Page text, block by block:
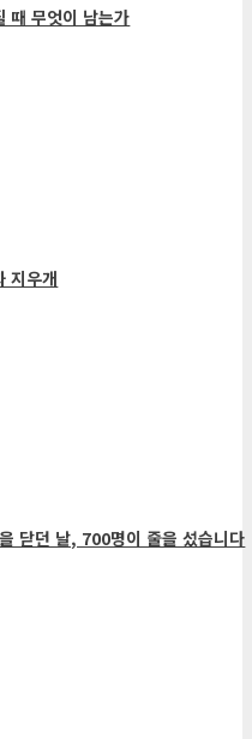
무엇이 남는가
우개
닫던 날, 700명이 줄을 섰습니다